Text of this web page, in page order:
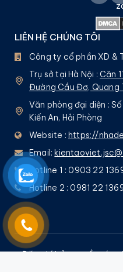
LIÊN HỆ CHÚNG TÔI
Công ty cổ phần XD &
Trụ sở tại Hà Nội : Căn
Đường Cầu Đơ, Quang
Văn phòng đại diện :
Kiến An, Hải Phòng
Website : https://
Email:
Hotline 1 : 0903 22
Hotline 2 : 0981 22
Đăng kí bản quyền tác